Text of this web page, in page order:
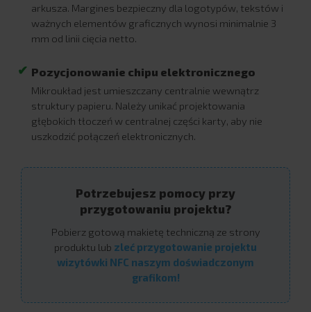
arkusza. Margines bezpieczny dla logotypów, tekstów i
ważnych elementów graficznych wynosi minimalnie 3
mm od linii cięcia netto.
Pozycjonowanie chipu elektronicznego
Mikroukład jest umieszczany centralnie wewnątrz
struktury papieru. Należy unikać projektowania
głębokich tłoczeń w centralnej części karty, aby nie
uszkodzić połączeń elektronicznych.
Potrzebujesz pomocy przy
przygotowaniu projektu?
Pobierz gotową makietę techniczną ze strony
produktu lub zleć przygotowanie projektu
wizytówki NFC naszym doświadczonym
grafikom!